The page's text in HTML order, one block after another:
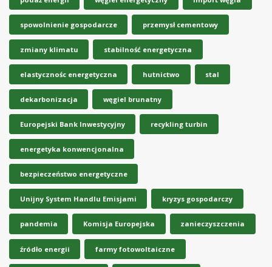
spowolnienie gospodarcze przemysł cementowy
zmiany klimatu stabilność energetyczna
elastycznośc energetyczna hutnictwo stal
dekarbonizacja węgiel brunatny
Europejski Bank Inwestycyjny recykling turbin
energetyka konwencjonalna
bezpieczeństwo energetyczne
Unijny System Handlu Emisjami kryzys gospodarczy
pandemia Komisja Europejska zanieczyszczenia
źródło energii farmy fotowoltaiczne